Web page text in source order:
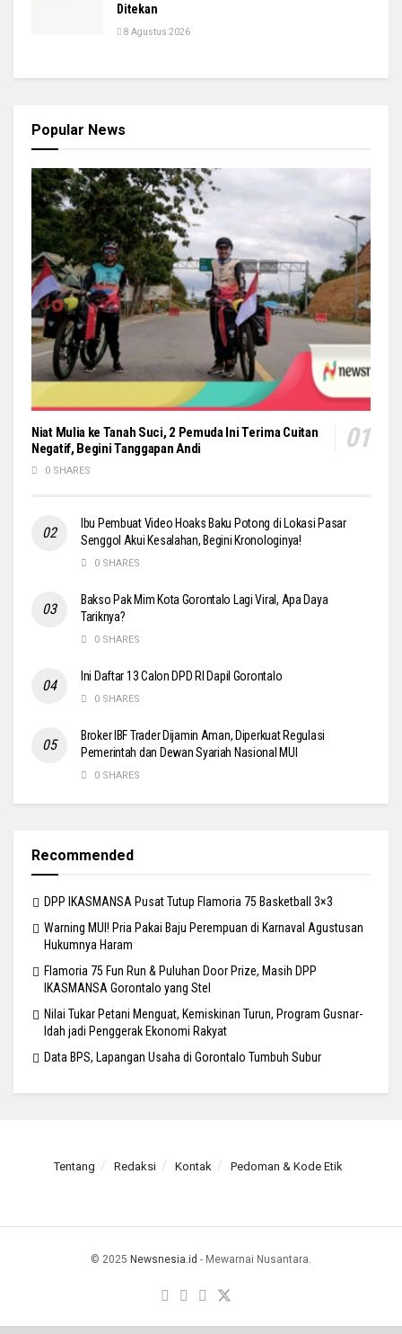
Ditekan
8 Agustus 2026
Popular News
Niat Mulia ke Tanah Suci, 2 Pemuda Ini Terima Cuitan
Negatif, Begini Tanggapan Andi
0 SHARES
Ibu Pembuat Video Hoaks Baku Potong di Lokasi Pasar
Senggol Akui Kesalahan, Begini Kronologinya!
0 SHARES
Bakso Pak Mim Kota Gorontalo Lagi Viral, Apa Daya
Tariknya?
0 SHARES
Ini Daftar 13 Calon DPD RI Dapil Gorontalo
0 SHARES
Broker IBF Trader Dijamin Aman, Diperkuat Regulasi
Pemerintah dan Dewan Syariah Nasional MUI
0 SHARES
Recommended
DPP IKASMANSA Pusat Tutup Flamoria 75 Basketball 3×3
Warning MUI! Pria Pakai Baju Perempuan di Karnaval Agustusan
Hukumnya Haram
Flamoria 75 Fun Run & Puluhan Door Prize, Masih DPP
IKASMANSA Gorontalo yang Stel
Nilai Tukar Petani Menguat, Kemiskinan Turun, Program Gusnar-
Idah jadi Penggerak Ekonomi Rakyat
Data BPS, Lapangan Usaha di Gorontalo Tumbuh Subur
Tentang Redaksi Kontak Pedoman & Kode Etik
© 2025 Newsnesia.id - Mewarnai Nusantara.